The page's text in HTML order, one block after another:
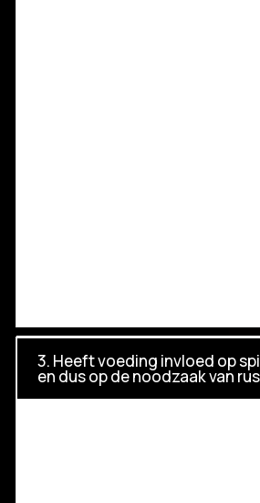
3. Heeft voeding invloed op
en dus op de noodzaak van